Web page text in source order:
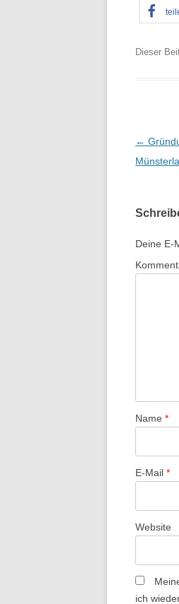
Dieser
B
e
r
a
g
g
a
i
o
←
Deine E-
Name *
E-Mail *
Website
ich